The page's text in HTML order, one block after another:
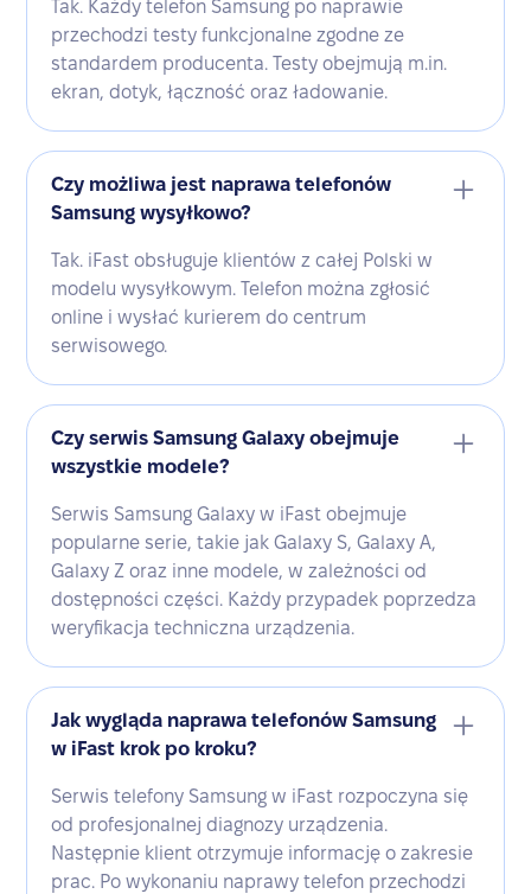
Tak. Każdy telefon Samsung po naprawie
przechodzi testy funkcjonalne zgodne ze
standardem producenta. Testy obejmują m.in.
ekran, dotyk, łączność oraz ładowanie.
Czy możliwa jest naprawa telefonów
Samsung wysyłkowo?
Tak. iFast obsługuje klientów z całej Polski w
modelu wysyłkowym. Telefon można zgłosić
online i wysłać kurierem do centrum
serwisowego.
Czy serwis Samsung Galaxy obejmuje
wszystkie modele?
Serwis Samsung Galaxy w iFast obejmuje
popularne serie, takie jak Galaxy S, Galaxy A,
Galaxy Z oraz inne modele, w zależności od
dostępności części. Każdy przypadek poprzedza
weryfikacja techniczna urządzenia.
Jak wygląda naprawa telefonów Samsung
w iFast krok po kroku?
Serwis telefony Samsung w iFast rozpoczyna się
od profesjonalnej diagnozy urządzenia.
Następnie klient otrzymuje informację o zakresie
prac. Po wykonaniu naprawy telefon przechodzi